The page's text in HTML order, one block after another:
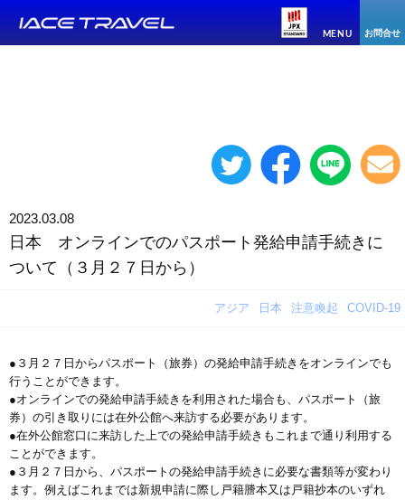
MENU お問合せ
2023.03.08
日本 オンラインでのパスポート発給申請手続きに
ついて（３月２７日から）
アジア 日本 注意喚起 COVID-19
●３月２７日からパスポート（旅券）の発給申請手続きをオンラインでも
行うことができます。
●オンラインでの発給申請手続きを利用された場合も、パスポート（旅
券）の引き取りには在外公館へ来訪する必要があります。
●在外公館窓口に来訪した上での発給申請手続きもこれまで通り利用する
ことができます。
●３月２７日から、パスポートの発給申請手続きに必要な書類等が変わり
ます。例えばこれまでは新規申請に際し戸籍謄本又は戸籍抄本のいずれ